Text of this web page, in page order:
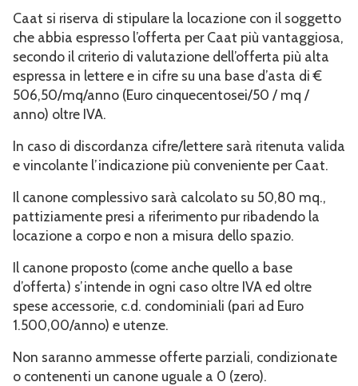
Caat si riserva di stipulare la locazione con il soggetto
che abbia espresso l’offerta per Caat più vantaggiosa,
secondo il criterio di valutazione dell’offerta più alta
espressa in lettere e in cifre su una base d’asta di €
506,50/mq/anno (Euro cinquecentosei/50 / mq /
anno) oltre IVA.
In caso di discordanza cifre/lettere sarà ritenuta valida
e vincolante l’indicazione più conveniente per Caat.
Il canone complessivo sarà calcolato su 50,80 mq.,
pattiziamente presi a riferimento pur ribadendo la
locazione a corpo e non a misura dello spazio.
Il canone proposto (come anche quello a base
d’offerta) s’intende in ogni caso oltre IVA ed oltre
spese accessorie, c.d. condominiali (pari ad Euro
1.500,00/anno) e utenze.
Non saranno ammesse offerte parziali, condizionate
o contenenti un canone uguale a 0 (zero).